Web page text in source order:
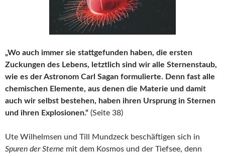
„Wo auch immer sie stattgefunden haben, die ersten
Zuckungen des Lebens, letztlich sind wir alle Sternenstaub,
wie es der Astronom Carl Sagan formulierte. Denn fast alle
chemischen Elemente, aus denen die Materie und damit
auch wir selbst bestehen, haben ihren Ursprung in Sternen
und ihren Explosionen.“ (Seite 38)
Ute Wilhelmsen und Till Mundzeck beschäftigen sich in
Spuren der Sterne mit dem Kosmos und der Tiefsee, denn